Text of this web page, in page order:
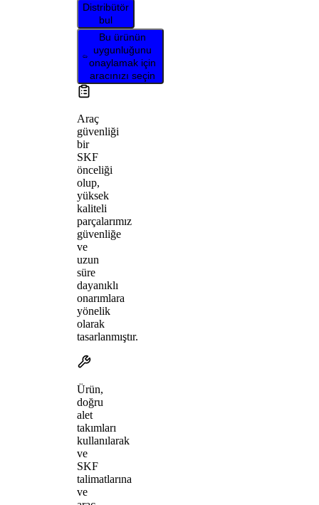
Distribütör
bul
Bu ürünün
uygunluğunu
onaylamak için
aracınızı seçin
Araç
güvenliği
bir
SKF
önceliği
olup,
yüksek
kaliteli
parçalarımız
güvenliğe
ve
uzun
süre
dayanıklı
onarımlara
yönelik
olarak
tasarlanmıştır.
Ürün,
doğru
alet
takımları
kullanılarak
ve
SKF
talimatlarına
ve